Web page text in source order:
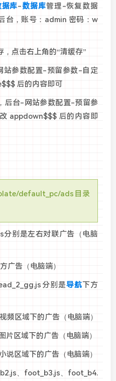
据库-数据库管理-恢复数据
台，账号：admin 密码：w
点击右上角的“清缓存”
参数配置-预留参数-自定
后的内容即可
台-网站参数配置-预留参
appdown$$$ 后的内容即
default_pc/ads目录
别是左右对联广告（电脑
广告（电脑端）
分别是导航下方
区域下的广告（电脑端）
区域下的广告（电脑端）
区域下的广告（电脑端）
、foot_b3.js、foot_b4.